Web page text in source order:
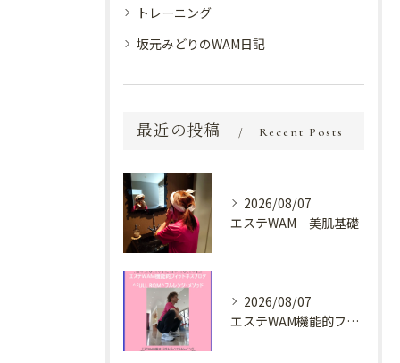
トレーニング
坂元みどりのWAM日記
最近の投稿 Recent Posts
2026/08/07
エステWAM 美肌基礎
2026/08/07
エステWAM機能的フィットネスブログ ^FULL ROM^フルレンジ・メソッド